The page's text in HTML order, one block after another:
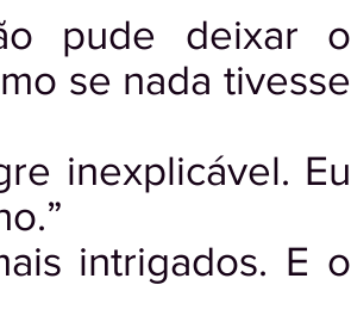
pude deixar o
se nada tivesse
inexplicável. Eu
intrigados. E o